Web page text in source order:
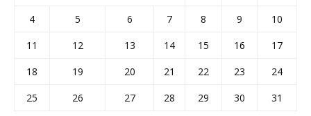
4
5 6 7 8 9
10
11
12 13 14 15 16
17
18
19 20 21 22 23
24
25
26 27 28 29 30 31